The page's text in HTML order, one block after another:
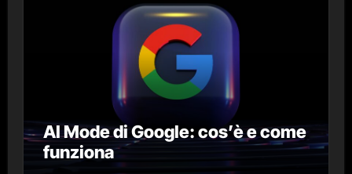
AI Mode di Google: cos’è e come
funziona